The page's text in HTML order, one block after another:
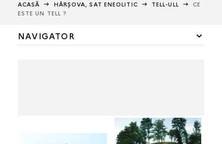
ACASĂ HÂRŞOVA, SAT ENEOLITIC TELL-ULL
CE
ESTE UN TELL ?
NAVIGATOR